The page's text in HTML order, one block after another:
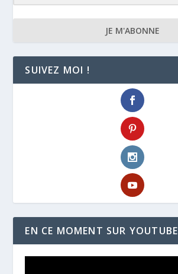
JE M'ABONNE
SUIVEZ MOI !
EN CE MOMENT SUR YOUTUBE